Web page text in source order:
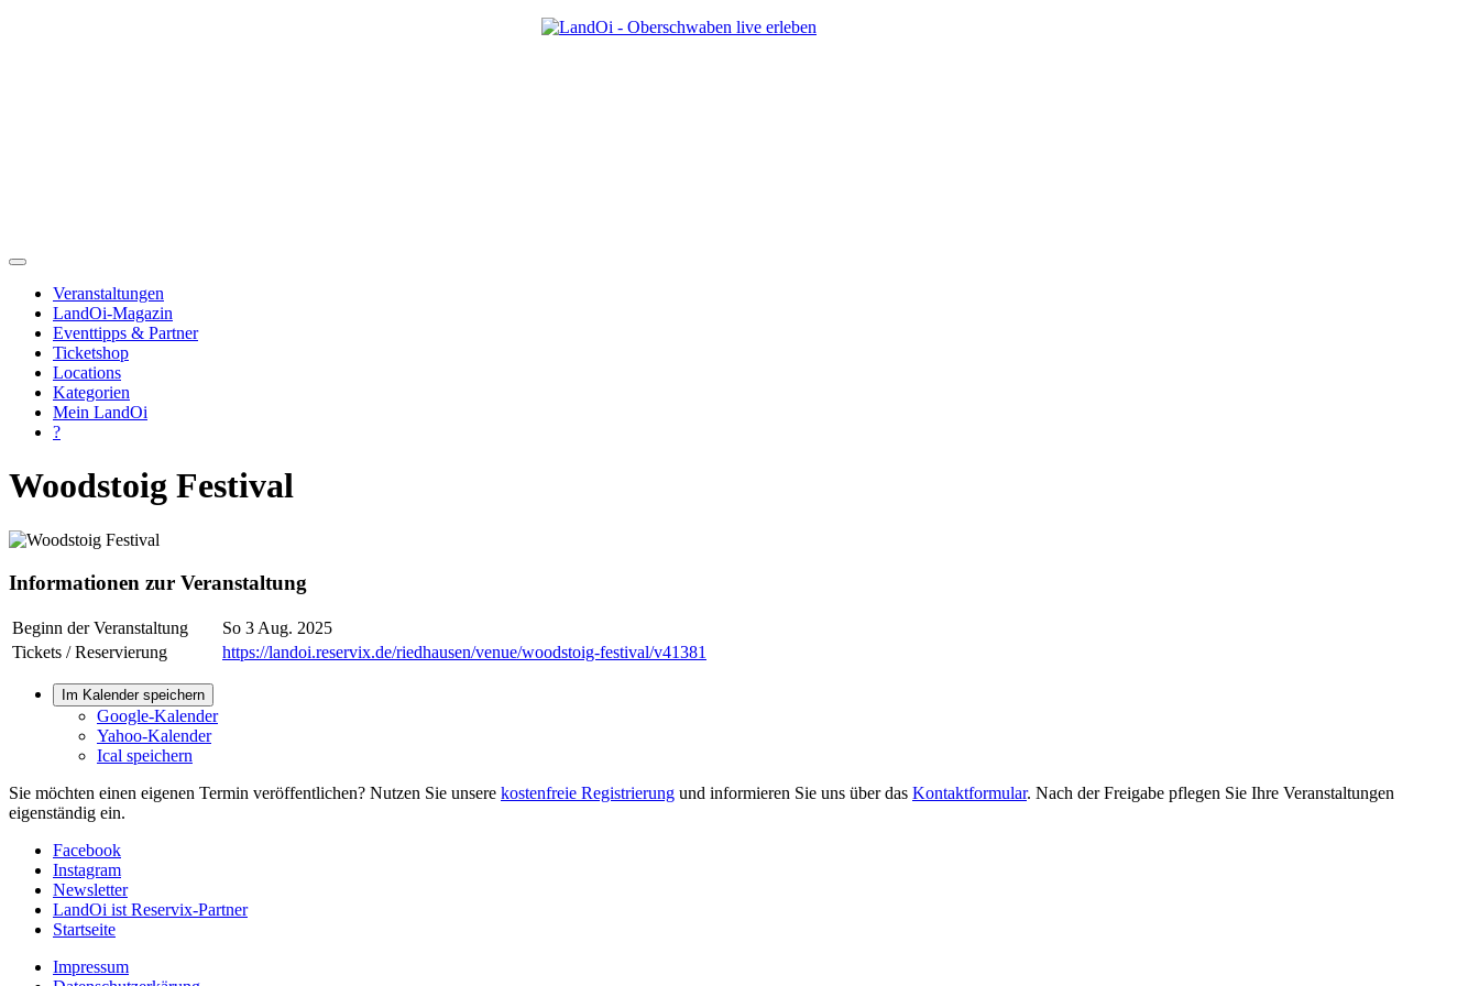
Veranstaltungen
LandOi-Magazin
Eventtipps & Partner
Ticketshop
Locations
Kategorien
Mein LandOi
?
Woodstoig Festival
Informationen zur Veranstaltung
Beginn der Veranstaltung
So 3 Aug. 2025
Tickets / Reservierung
https://landoi.reservix.de/riedhausen/venue/woodstoig-festival/v41381
Im Kalender speichern
Google-Kalender
Yahoo-Kalender
Ical speichern
Sie möchten einen eigenen Termin veröffentlichen? Nutzen Sie unsere kostenfreie Registrierung und informieren Sie uns über das Kontaktformular. Nach der Freigabe pflegen Sie Ihre Veranstaltungen
eigenständig ein.
Facebook
Instagram
Newsletter
LandOi ist Reservix-Partner
Startseite
Impressum